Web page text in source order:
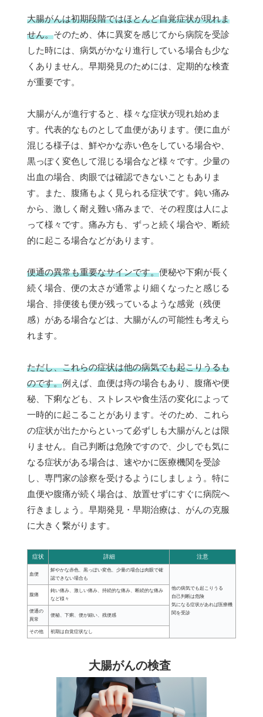
大腸がんは初期段階ではほとんど自覚症状が現れま
せん。そのため、体に異変を感じてから病院を受診
した時には、病気がかなり進行している場合も少な
くありません。早期発見のためには、定期的な検査
が重要です。
大腸がんが進行すると、様々な症状が現れ始めま
す。代表的なものとして血便があります。便に血が
混じる様子は、鮮やかな赤い色をしている場合や、
黒っぽく変色して混じる場合など様々です。少量の
出血の場合、肉眼では確認できないこともありま
す。また、腹痛もよく見られる症状です。鈍い痛み
から、激しく耐え難い痛みまで、その程度は人によ
って様々です。痛み方も、ずっと続く場合や、断続
的に起こる場合などがあります。
便通の異常も重要なサインです。便秘や下痢が長く
続く場合、便の太さが通常より細くなったと感じる
場合、排便後も便が残っているような感覚（残便
感）がある場合などは、大腸がんの可能性も考えら
れます。
ただし、これらの症状は他の病気でも起こりうるも
のです。例えば、血便は痔の場合もあり、腹痛や便
秘、下痢なども、ストレスや食生活の変化によって
一時的に起こることがあります。そのため、これら
の症状が出たからといって必ずしも大腸がんとは限
りません。自己判断は危険ですので、少しでも気に
なる症状がある場合は、速やかに医療機関を受診
し、専門家の診察を受けるようにしましょう。特に
血便や腹痛が続く場合は、放置せずにすぐに病院へ
行きましょう。早期発見・早期治療は、がんの克服
に大きく繋がります。
症状 詳細 注意
血便
鮮やかな赤色、黒っぽい変色、少量の場合は肉眼で確
認できない場合も
他の病気でも起こりうる
自己判断は危険
気になる症状があれば医療機
関を受診
腹痛
鈍い痛み、激しい痛み、持続的な痛み、断続的な痛み
など様々
便通の
異常
便秘、下痢、便が細い、残便感
その他 初期は自覚症状なし
大腸がんの検査